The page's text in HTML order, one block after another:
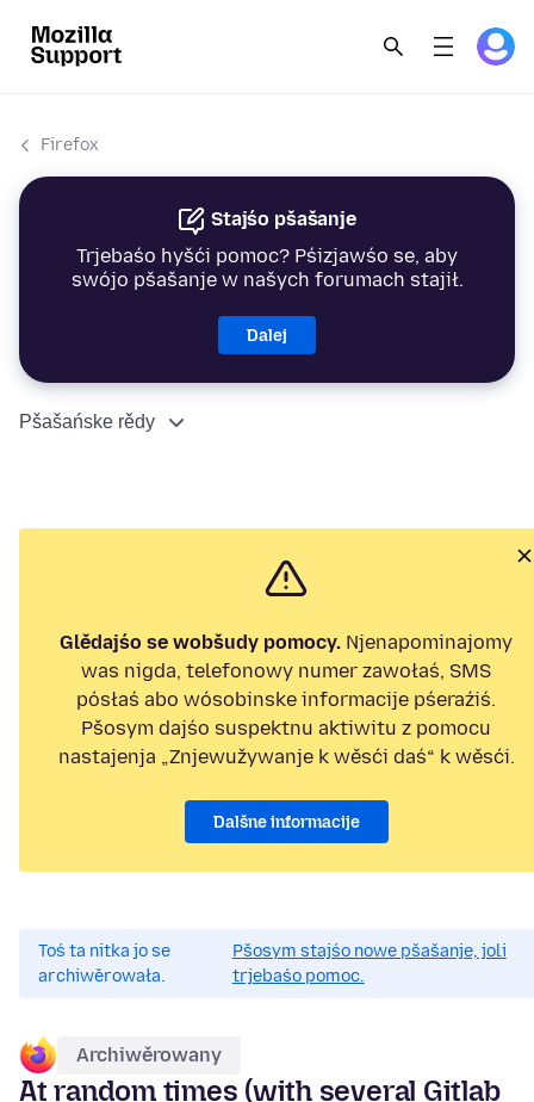
Firefox
Stajśo pšašanje
Trjebaśo hyšći pomoc? Pśizjawśo se, aby
swójo pšašanje w našych forumach stajił.
Dalej
Pšašańske rědy
Glědajśo se wobšudy pomocy. Njenapominajomy
was nigda, telefonowy numer zawołaś, SMS
pósłaś abo wósobinske informacije pśeraźiś.
Pšosym dajśo suspektnu aktiwitu z pomocu
nastajenja „Znjewužywanje k wěsći daś“ k wěsći.
Dalšne informacije
Toś ta nitka jo se
archiwěrowała.
Pšosym stajśo nowe pšašanje, joli
trjebaśo pomoc.
Archiwěrowany
At random times (with several Gitlab